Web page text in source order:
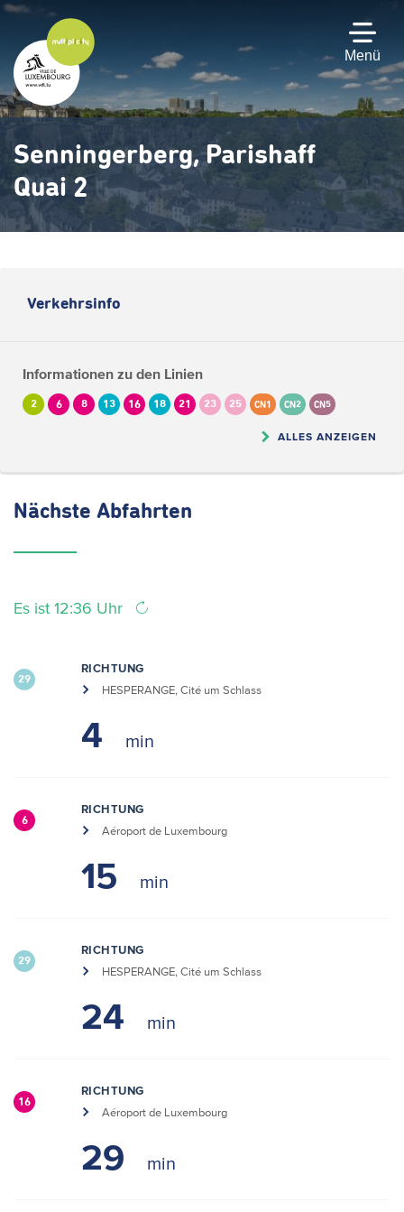
Zum
Hauptinhalt
gehen
Menü
Senningerberg, Parishaff
Quai 2
Verkehrsinfo
Informationen zu den Linien
2 6 8 13 16 18 21 23 25 CN1 CN2 CN5
ALLES ANZEIGEN
Nächste Abfahrten
Es ist 12:36 Uhr
29
RICHTUNG
HESPERANGE, Cité um Schlass
4
6
RICHTUNG
Aéroport de Luxembourg
15
29
RICHTUNG
HESPERANGE, Cité um Schlass
24
16
RICHTUNG
Aéroport de Luxembourg
29